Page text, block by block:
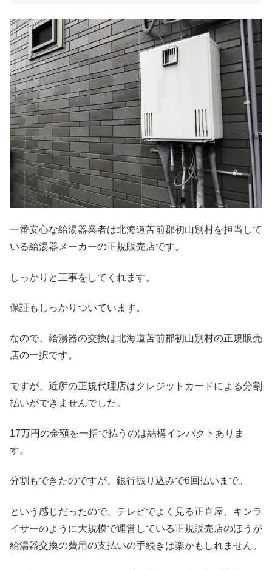
一番安心な給湯器業者は北海道苫前郡初山別村を担当して
いる給湯器メーカーの正規販売店です。
しっかりと工事をしてくれます。
保証もしっかりついています。
なので、給湯器の交換は北海道苫前郡初山別村の正規販売
店の一択です。
ですが、近所の正規代理店はクレジットカードによる分割
払いができませんでした。
17万円の金額を一括で払うのは結構インパクトありま
す。
分割もできたのですが、銀行振り込みで6回払いまで。
という感じだったので、テレビでよく見る正直屋、キンラ
イサーのように大規模で運営している正規販売店のほうが
給湯器交換の費用の支払いの手続きは楽かもしれません。